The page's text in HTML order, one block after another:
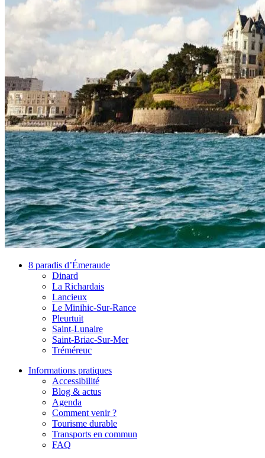
8 paradis d’Émeraude
Dinard
La Richardais
Lancieux
Le Minihic-Sur-Rance
Pleurtuit
Saint-Lunaire
Saint-Briac-Sur-Mer
Tréméreuc
Informations pratiques
Accessibilité
Blog & actus
Agenda
Comment venir ?
Tourisme durable
Transports en commun
FAQ